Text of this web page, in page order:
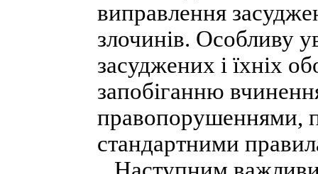
виправлення
злочинів. Особливу
засуджених і їхніх
запобіганню
правопорушеннями,
стандартними